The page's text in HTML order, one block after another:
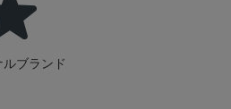
ルブランド